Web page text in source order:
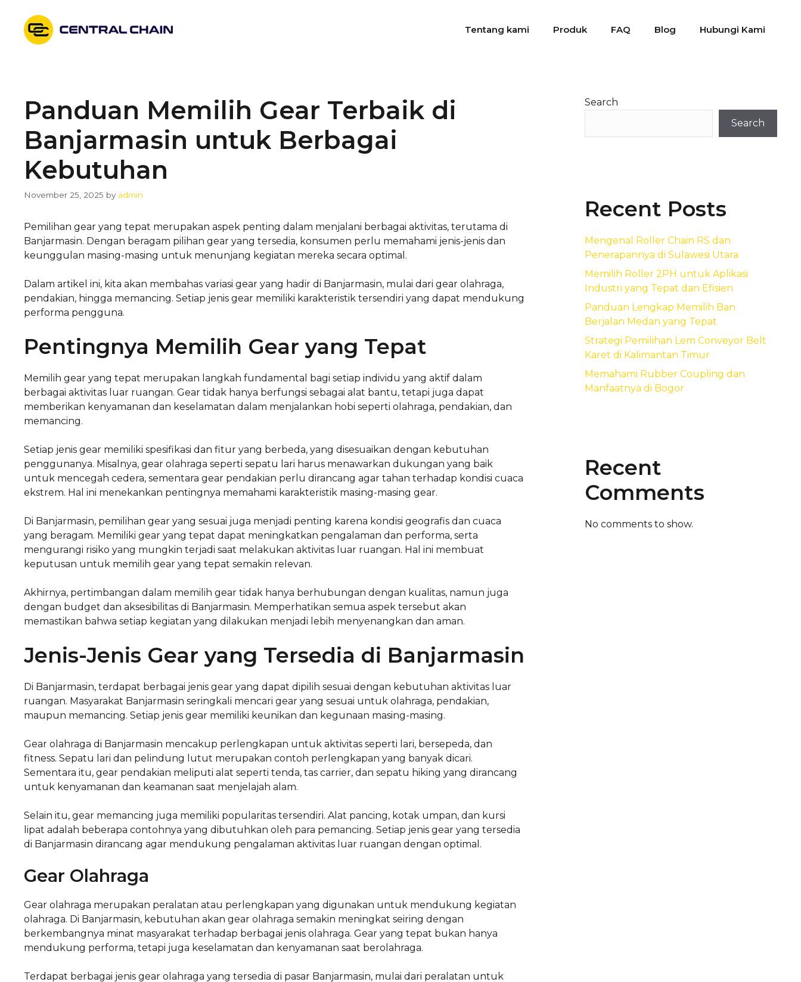
content
Tentang kami Produk FAQ Blog Hubungi Kami
Panduan Memilih Gear Terbaik di
Banjarmasin untuk Berbagai
Kebutuhan
November 25, 2025 by admin
Pemilihan gear yang tepat merupakan aspek penting dalam menjalani berbagai aktivitas, terutama di
Banjarmasin. Dengan beragam pilihan gear yang tersedia, konsumen perlu memahami jenis-jenis dan
keunggulan masing-masing untuk menunjang kegiatan mereka secara optimal.
Dalam artikel ini, kita akan membahas variasi gear yang hadir di Banjarmasin, mulai dari gear olahraga,
pendakian, hingga memancing. Setiap jenis gear memiliki karakteristik tersendiri yang dapat mendukung
performa pengguna.
Pentingnya Memilih Gear yang Tepat
Memilih gear yang tepat merupakan langkah fundamental bagi setiap individu yang aktif dalam
berbagai aktivitas luar ruangan. Gear tidak hanya berfungsi sebagai alat bantu, tetapi juga dapat
memberikan kenyamanan dan keselamatan dalam menjalankan hobi seperti olahraga, pendakian, dan
memancing.
Setiap jenis gear memiliki spesifikasi dan fitur yang berbeda, yang disesuaikan dengan kebutuhan
penggunanya. Misalnya, gear olahraga seperti sepatu lari harus menawarkan dukungan yang baik
untuk mencegah cedera, sementara gear pendakian perlu dirancang agar tahan terhadap kondisi cuaca
ekstrem. Hal ini menekankan pentingnya memahami karakteristik masing-masing gear.
Di Banjarmasin, pemilihan gear yang sesuai juga menjadi penting karena kondisi geografis dan cuaca
yang beragam. Memiliki gear yang tepat dapat meningkatkan pengalaman dan performa, serta
mengurangi risiko yang mungkin terjadi saat melakukan aktivitas luar ruangan. Hal ini membuat
keputusan untuk memilih gear yang tepat semakin relevan.
Akhirnya, pertimbangan dalam memilih gear tidak hanya berhubungan dengan kualitas, namun juga
dengan budget dan aksesibilitas di Banjarmasin. Memperhatikan semua aspek tersebut akan
memastikan bahwa setiap kegiatan yang dilakukan menjadi lebih menyenangkan dan aman.
Jenis-Jenis Gear yang Tersedia di Banjarmasin
Di Banjarmasin, terdapat berbagai jenis gear yang dapat dipilih sesuai dengan kebutuhan aktivitas luar
ruangan. Masyarakat Banjarmasin seringkali mencari gear yang sesuai untuk olahraga, pendakian,
maupun memancing. Setiap jenis gear memiliki keunikan dan kegunaan masing-masing.
Gear olahraga di Banjarmasin mencakup perlengkapan untuk aktivitas seperti lari, bersepeda, dan
fitness. Sepatu lari dan pelindung lutut merupakan contoh perlengkapan yang banyak dicari.
Sementara itu, gear pendakian meliputi alat seperti tenda, tas carrier, dan sepatu hiking yang dirancang
untuk kenyamanan dan keamanan saat menjelajah alam.
Selain itu, gear memancing juga memiliki popularitas tersendiri. Alat pancing, kotak umpan, dan kursi
lipat adalah beberapa contohnya yang dibutuhkan oleh para pemancing. Setiap jenis gear yang tersedia
di Banjarmasin dirancang agar mendukung pengalaman aktivitas luar ruangan dengan optimal.
Gear Olahraga
Gear olahraga merupakan peralatan atau perlengkapan yang digunakan untuk mendukung kegiatan
olahraga. Di Banjarmasin, kebutuhan akan gear olahraga semakin meningkat seiring dengan
berkembangnya minat masyarakat terhadap berbagai jenis olahraga. Gear yang tepat bukan hanya
mendukung performa, tetapi juga keselamatan dan kenyamanan saat berolahraga.
Terdapat berbagai jenis gear olahraga yang tersedia di pasar Banjarmasin, mulai dari peralatan untuk
Search
Search
Recent Posts
Mengenal Roller Chain RS dan
Penerapannya di Sulawesi Utara
Memilih Roller 2PH untuk Aplikasi
Industri yang Tepat dan Efisien
Panduan Lengkap Memilih Ban
Berjalan Medan yang Tepat
Strategi Pemilihan Lem Conveyor Belt
Karet di Kalimantan Timur
Memahami Rubber Coupling dan
Manfaatnya di Bogor
Recent
Comments
No comments to show.